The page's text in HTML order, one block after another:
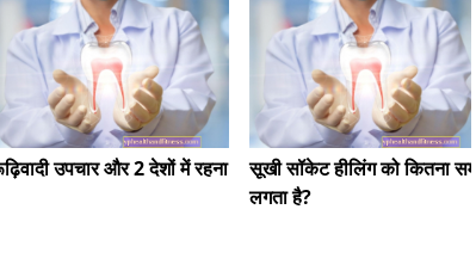
उपचार और 2 देशों में रहना
सूखी सॉकेट हीलिंग को कितना समय
लगता है?